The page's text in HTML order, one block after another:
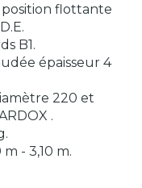
flottante
B1.
épaisseur 4
220 et
.
- 3,10 m.